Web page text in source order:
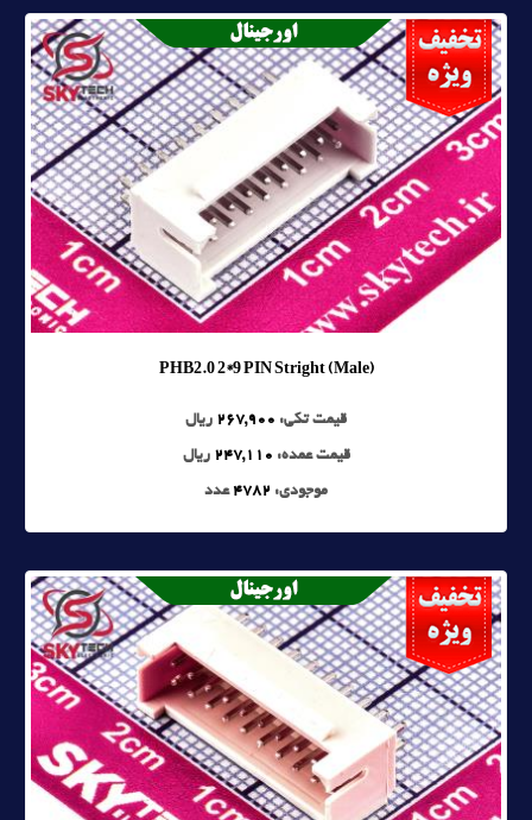
PHB2.0 2*9 PIN Stright (Male)
قیمت تکی: 267,900 ریال
قیمت عمده: 247,110 ریال
موجودی: 4782 عدد